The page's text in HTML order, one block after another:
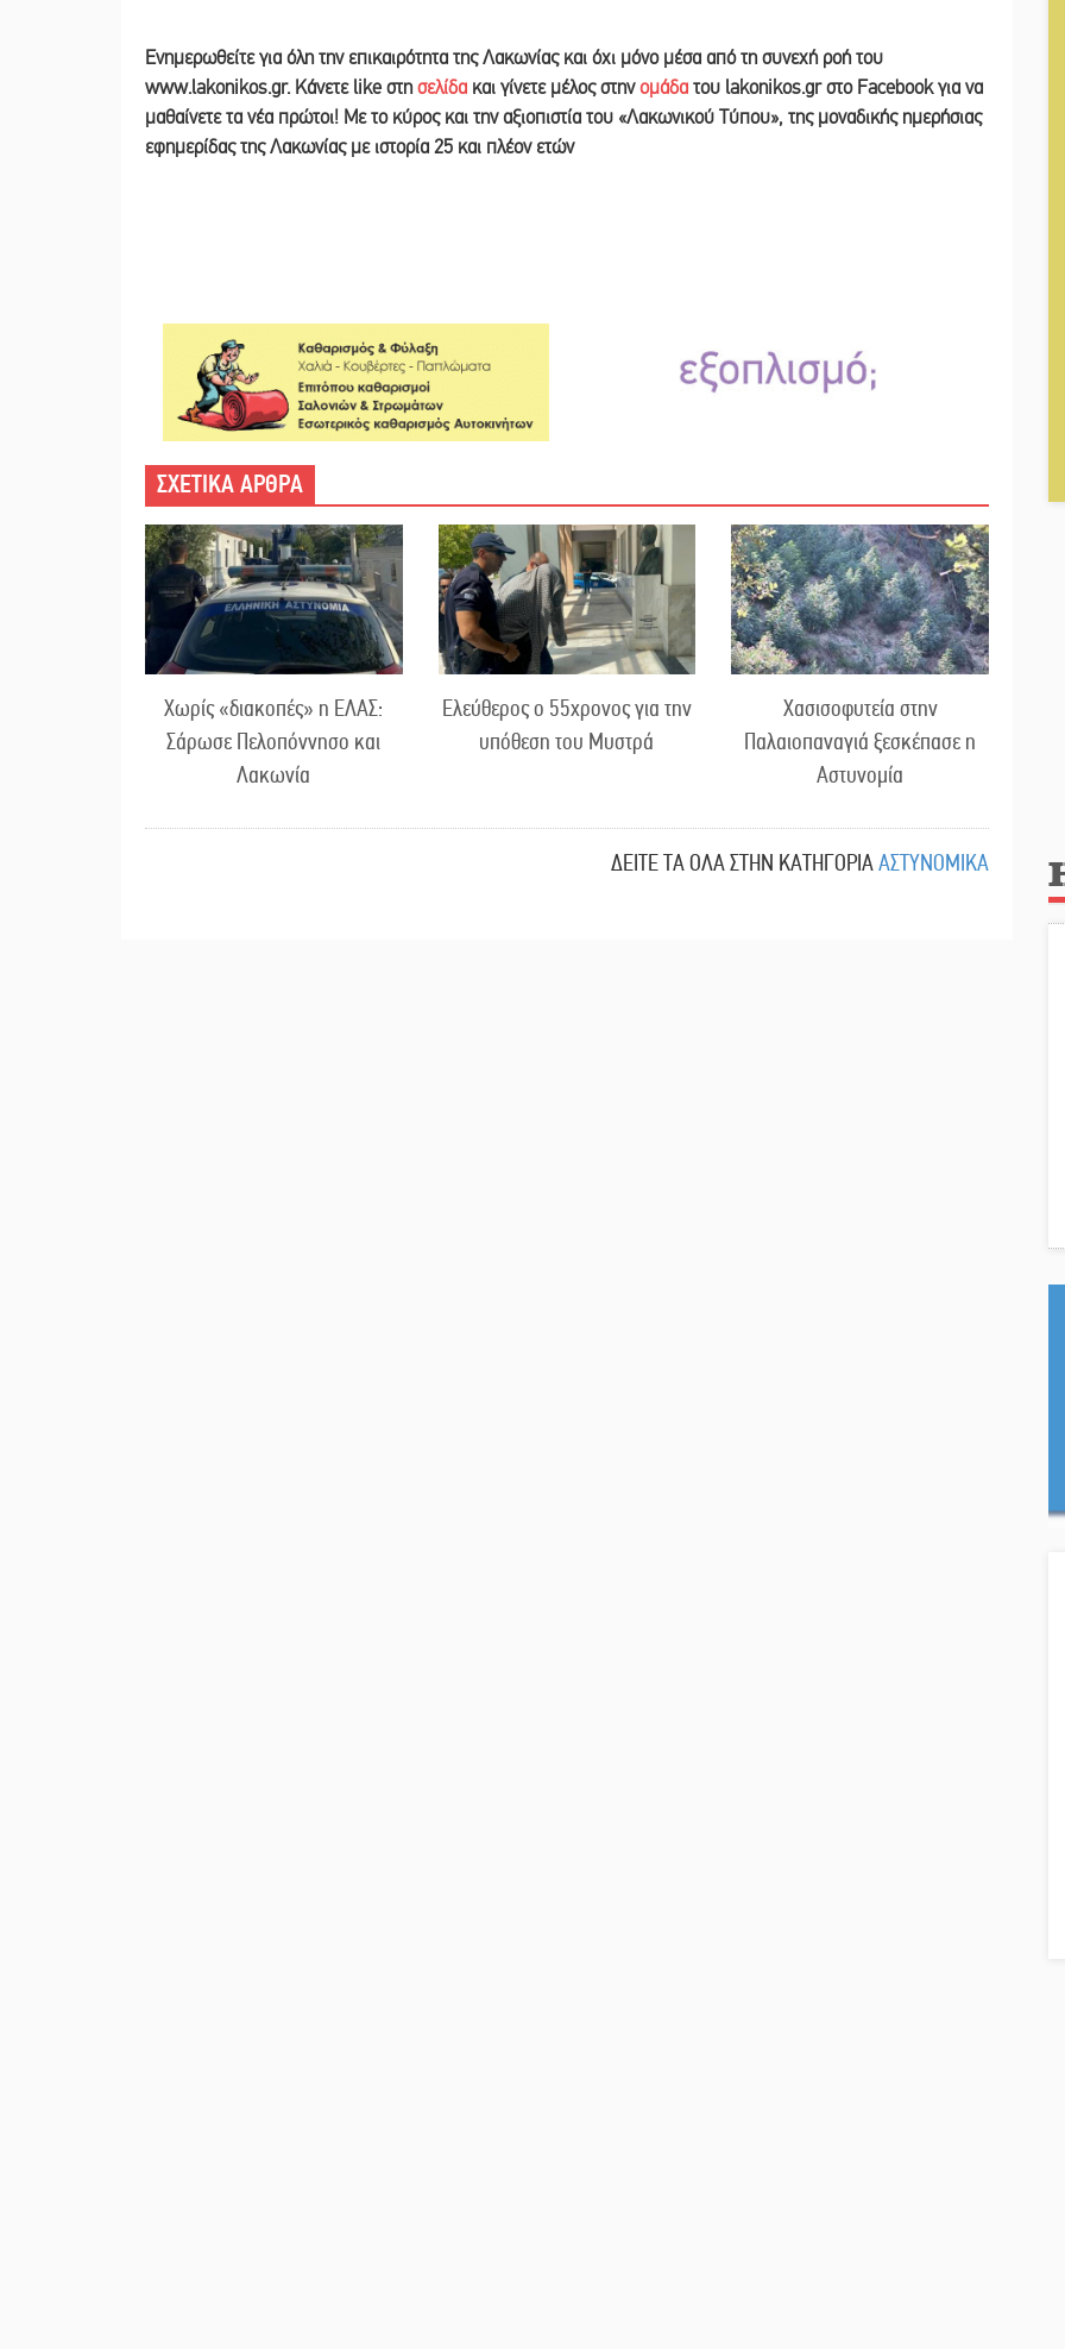
Ενημερωθείτε για όλη την επικαιρότητα της Λακωνίας και όχι μόνο μέσα από τη συνεχή ροή του
www.lakonikos.gr. Κάνετε like στη σελίδα και γίνετε μέλος στηνομάδα του lakonikos.gr στο Facebook για να
μαθαίνετε τα νέα πρώτοι! Με το κύρος και την αξιοπιστία του «Λακωνικού Τύπου», της μοναδικής ημερήσιας
εφημερίδας της Λακωνίας με ιστορία 25 και πλέον ετών
ΣΧΕΤΙΚΑ ΑΡΘΡΑ
Χωρίς «διακοπές» η ΕΛΑΣ:
Σάρωσε Πελοπόννησο και
Λακωνία
Ελεύθερος ο 55χρονος για την
υπόθεση του Μυστρά
Χασισοφυτεία στην
Παλαιοπαναγιά ξεσκέπασε η
Αστυνομία
ΔΕΙΤΕ ΤΑ ΟΛΑ ΣΤΗΝ ΚΑΤΗΓΟΡΙΑΑΣΤΥΝΟΜΙΚΑ